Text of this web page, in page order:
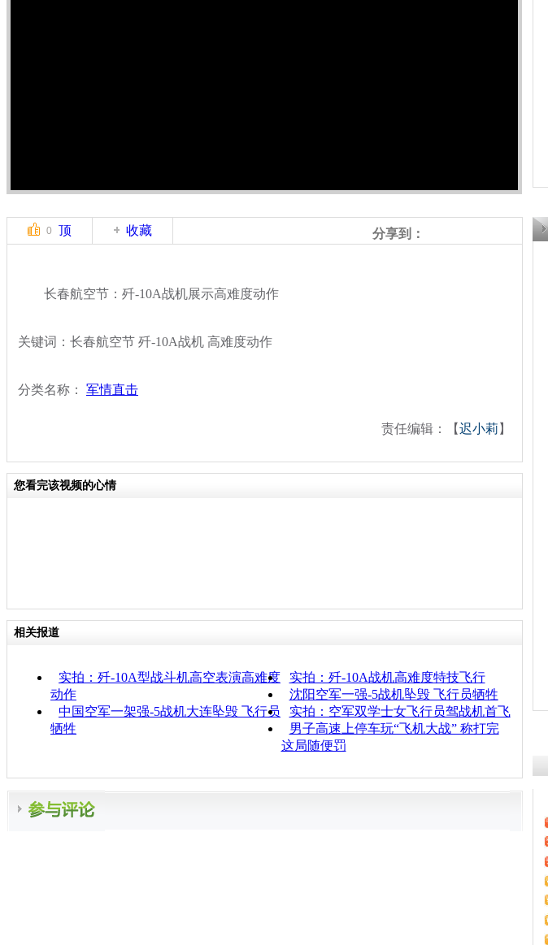
0 顶 收藏 分享到：
长春航空节：歼-10A战机展示高难度动作
关键词：长春航空节 歼-10A战机 高难度动作
分类名称： 军情直击
责任编辑：【迟小莉 】
您看完该视频的心情
相关报道
实拍：歼-10A型战斗机高空表演高难度
动作
实拍：歼-10A战机高难度特技飞行
沈阳空军一强-5战机坠毁 飞行员牺牲
中国空军一架强-5战机大连坠毁 飞行员
牺牲
实拍：空军双学士女飞行员驾战机首飞
男子高速上停车玩“飞机大战” 称打完
这局随便罚